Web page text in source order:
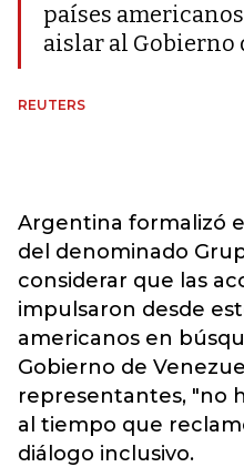
países
aislar al Gobierno
REUTERS
Argentina formalizó
del denominado
considerar que las
impulsaron desde
americanos en
Gobierno de
representantes, "no
al tiempo que
diálogo inclusivo.